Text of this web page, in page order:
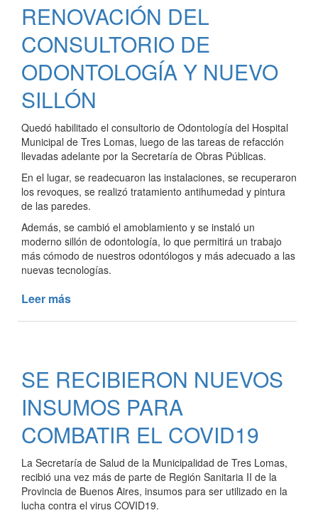
LOS
HOGARES
MUNICIPALES
SE
ENCONTRARON
CON
SUS
FAMILIARES
RENOVACIÓN DEL
CONSULTORIO DE
ODONTOLOGÍA Y NUEVO
SILLÓN
Quedó habilitado el consultorio de Odontología del Hospital
Municipal de Tres Lomas, luego de las tareas de refacción
llevadas adelante por la Secretaría de Obras Públicas.
En el lugar, se readecuaron las instalaciones, se recuperaron
los revoques, se realizó tratamiento antihumedad y pintura
de las paredes.
Además, se cambió el amoblamiento y se instaló un
moderno sillón de odontología, lo que permitirá un trabajo
más cómodo de nuestros odontólogos y más adecuado a las
nuevas tecnologías.
Leer más
ODONTOLOGÍA
Y
NUEVO
SILLÓN
SE RECIBIERON NUEVOS
INSUMOS PARA
COMBATIR EL COVID19
La Secretaría de Salud de la Municipalidad de Tres Lomas,
recibió una vez más de parte de Región Sanitaria II de la
Provincia de Buenos Aires, insumos para ser utilizado en la
lucha contra el virus COVID19.